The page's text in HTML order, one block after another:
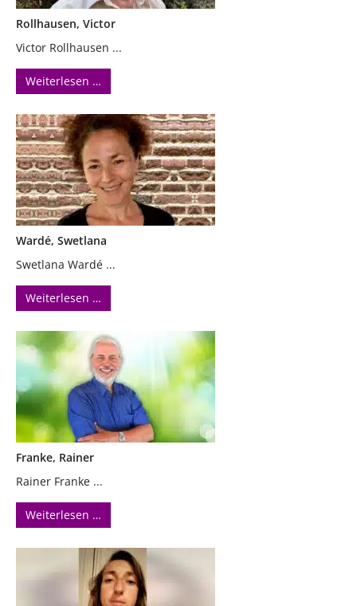
Rollhausen, Victor
Victor Rollhausen ...
Weiterlesen …
Wardé, Swetlana
Swetlana Wardé ...
Weiterlesen …
Franke, Rainer
Rainer Franke ...
Weiterlesen …